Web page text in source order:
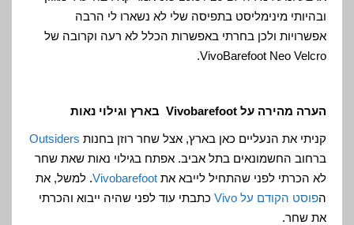
ובהיותי מינימליסט בתפיסה שלי לא נשארו לי הרבה
אפשרויות ולכן בחרתי באפשרות הכלל לא רעה וקרובה של
VivoBarefoot Neo Velcro.
הערה מהירה על Vivobarefoot בארץ וגילוי נאות
קניתי את הנעליים כאן בארץ, אצל שחר רוזן בחנות Outsiders
ברחוב החשמונאים בתל אביב. אפתח בגילוי נאות שאת שחר
לא הכרתי לפני שהתחיל לייבא את Vivobarefoot. למשל, את
הפוסט הקודם על Vivo
כתבתי עוד לפני שהיה ייבוא והכרתי
את שחר.